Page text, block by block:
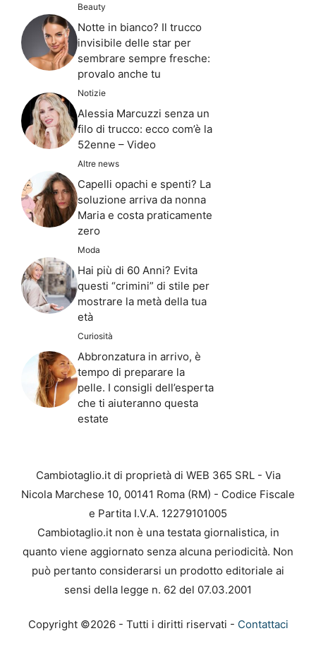
Beauty
Notte in bianco? Il trucco
invisibile delle star per
sembrare sempre fresche:
provalo anche tu
Notizie
Alessia Marcuzzi senza un
filo di trucco: ecco com’è la
52enne – Video
Altre news
Capelli opachi e spenti? La
soluzione arriva da nonna
Maria e costa praticamente
zero
Moda
Hai più di 60 Anni? Evita
questi “crimini” di stile per
mostrare la metà della tua
età
Curiosità
Abbronzatura in arrivo, è
tempo di preparare la
pelle. I consigli dell’esperta
che ti aiuteranno questa
estate
Cambiotaglio.it di proprietà di WEB 365 SRL - Via
Nicola Marchese 10, 00141 Roma (RM) - Codice Fiscale
e Partita I.V.A. 12279101005
Cambiotaglio.it non è una testata giornalistica, in
quanto viene aggiornato senza alcuna periodicità. Non
può pertanto considerarsi un prodotto editoriale ai
sensi della legge n. 62 del 07.03.2001
Copyright ©2026 - Tutti i diritti riservati - Contattaci